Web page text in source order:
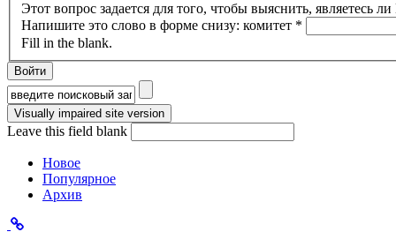
Этот вопрос задается для того, чтобы выяснить, являетесь
Напишите это слово в форме снизу: комитет *
Fill in the blank.
Форма поиска
Leave this field blank
Новое
Популярное
Архив